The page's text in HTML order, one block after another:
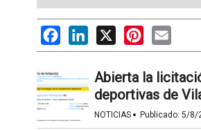
FacebookLinkedIn
X PinterestEmail
Abierta la
deportivas de
NOTICIAS · Publicado: 5/8/